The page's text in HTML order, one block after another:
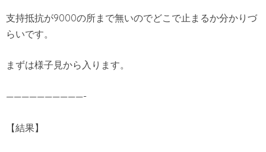
支持抵抗が9000の所まで無いのでどこで止まるか分かりづ
らいです。
まずは様子見から入ります。
——————————-
【結果】